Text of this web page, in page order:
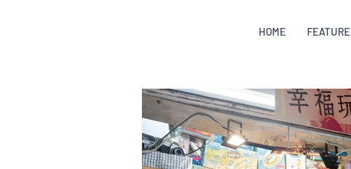
HOME FEATURE